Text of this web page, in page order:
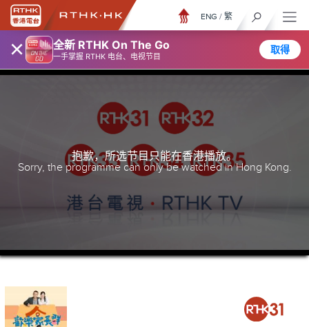
× 全新 RTHK On The Go
一手掌握 RTHK 电台、电视节目
取得
ENG / 繁
抱歉，所选节目只能在香港播放。
Sorry, the programme can only be watched in Hong Kong.